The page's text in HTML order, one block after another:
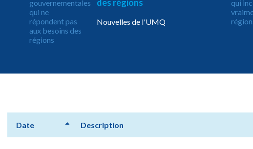
des régions
Nouvelles de l'UMQ
Date Description